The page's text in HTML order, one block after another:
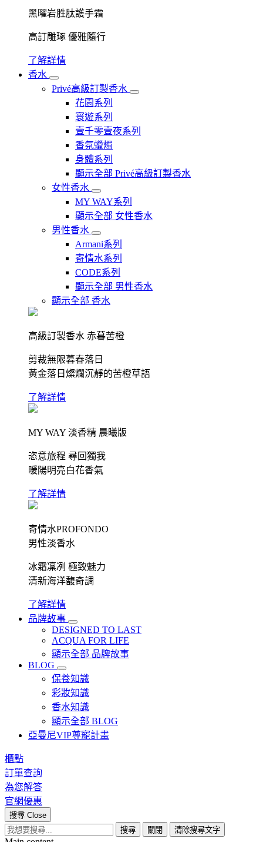
黑曜岩胜肽護手霜
高訂雕琢 優雅隨行
了解詳情
香水
Privé高級訂製香水
花園系列
寰遊系列
壹千零壹夜系列
香氛蠟燭
身體系列
顯示全部 Privé高級訂製香水
女性香水
MY WAY系列
顯示全部 女性香水
男性香水
Armani系列
寄情水系列
CODE系列
顯示全部 男性香水
顯示全部 香水
高級訂製香水 赤暮苦橙
剪裁無限暮春落日
黃金落日燦爛沉靜的苦橙草語
了解詳情
MY WAY 淡香精 晨曦版
恣意旅程 尋回獨我
暖陽明亮白花香氣
了解詳情
寄情水PROFONDO
男性淡香水
冰霜凜冽 極致魅力
清新海洋馥奇調
了解詳情
品牌故事
DESIGNED TO LAST
ACQUA FOR LIFE
顯示全部 品牌故事
BLOG
保養知識
彩妝知識
香水知識
顯示全部 BLOG
亞曼尼VIP尊寵計畫
櫃點
訂單查詢
為您解答
官網優惠
搜尋 Close
搜尋
關閉 清除搜尋文字